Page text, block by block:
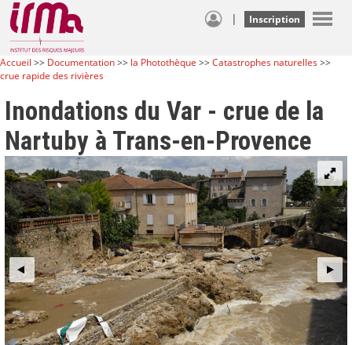
| Inscription
Accueil >> Documentation>> la Photothèque >>Catastrophes naturelles>>
crue rapide des rivières
Inondations du Var - crue de la
Nartuby à Trans-en-Provence